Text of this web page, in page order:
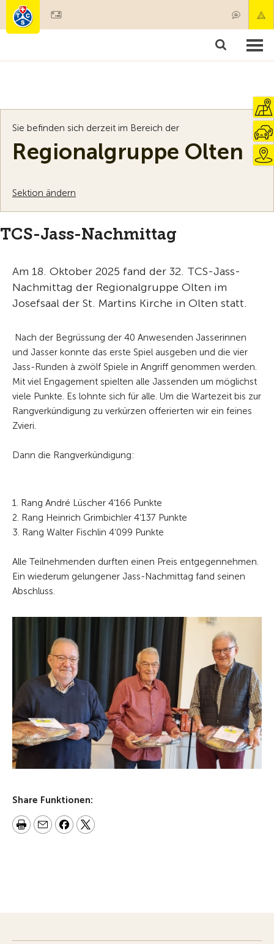
Mitgliedschaft & Leistungen
Sie befinden sich derzeit im Bereich der
Regionalgruppe Olten
Sektion ändern
TCS-Jass-Nachmittag
Am 18. Oktober 2025 fand der 32. TCS-Jass-
Nachmittag der Regionalgruppe Olten im
Josefsaal der St. Martins Kirche in Olten statt.
Nach der Begrüssung der 40 Anwesenden Jasserinnen
und Jasser konnte das erste Spiel ausgeben und die vier
Jass-Runden à zwölf Spiele in Angriff genommen werden.
Mit viel Engagement spielten alle Jassenden um möglichst
viele Punkte. Es lohnte sich für alle. Um die Wartezeit bis zur
Rangverkündigung zu verkürzen offerierten wir ein feines
Zvieri.
Dann die Rangverkündigung:
1. Rang André Lüscher 4‘166 Punkte
2. Rang Heinrich Grimbichler 4‘137 Punkte
3. Rang Walter Fischlin 4‘099 Punkte
Alle Teilnehmenden durften einen Preis entgegennehmen.
Ein wiederum gelungener Jass-Nachmittag fand seinen
Abschluss.
Share Funktionen: